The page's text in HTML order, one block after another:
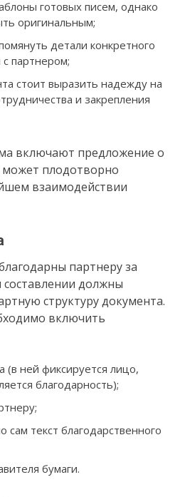
готовых писем, однако
оригинальным;
детали конкретного
партнером;
стоит выразить надежду на
и закрепления
включают предложение о
может плодотворно
взаимодействии
партнеру за
составлении должны
структуру документа.
включить
(в ней фиксируется лицо,
благодарность);
сам текст благодарственного
бумаги.